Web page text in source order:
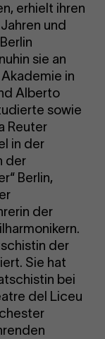
erhielt ihren
und
sie an
in
Alberto
sowie
Reuter
in der
der
Berlin,
der
der
Sie hat
bei
del Liceu